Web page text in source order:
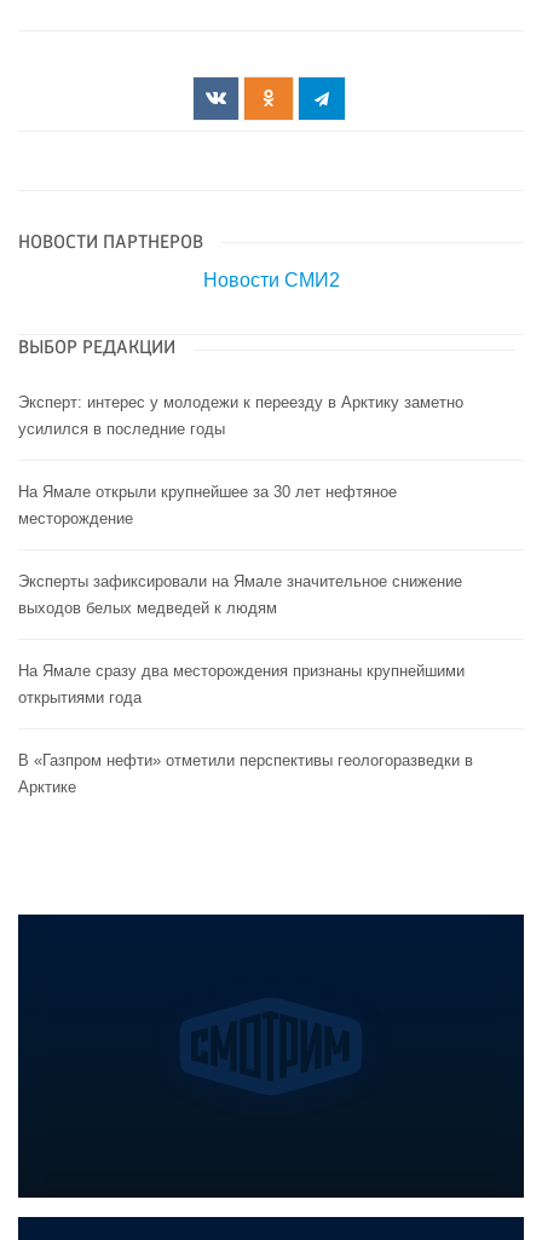
НОВОСТИ ПАРТНЕРОВ
Новости СМИ2
ВЫБОР РЕДАКЦИИ
Эксперт: интерес у молодежи к переезду в Арктику заметно
усилился в последние годы
На Ямале открыли крупнейшее за 30 лет нефтяное
месторождение
Эксперты зафиксировали на Ямале значительное снижение
выходов белых медведей к людям
На Ямале сразу два месторождения признаны крупнейшими
открытиями года
В «Газпром нефти» отметили перспективы геологоразведки в
Арктике